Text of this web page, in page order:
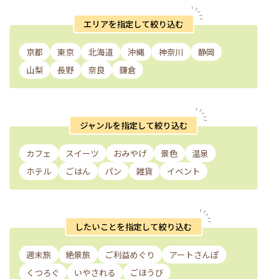
エリアを指定して絞り込む
京都 東京 北海道 沖縄 神奈川
静岡
山梨
長野 奈良 鎌倉
ジャンルを指定して絞り込む
カフェ スイーツ おみやげ 景色
温泉
ホテル
ごはん パン 雑貨 イベント
したいことを指定して絞り込む
週末旅 絶景旅 ご利益めぐり
アートさんぽ
くつろぐ
いやされる ごほうび